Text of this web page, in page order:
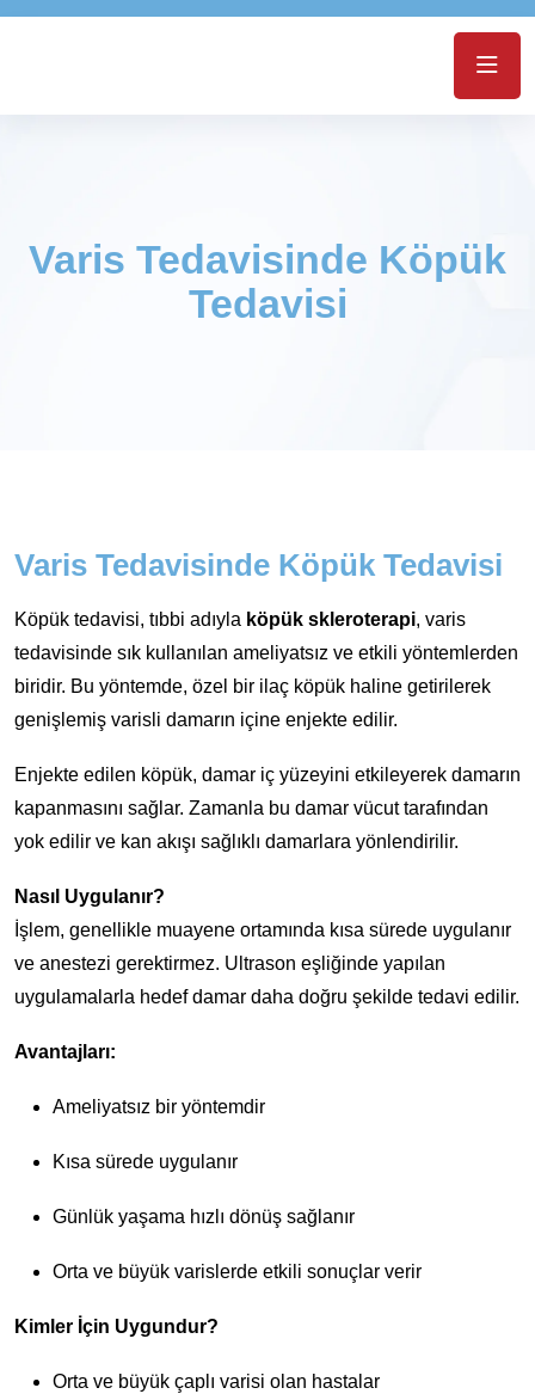
Varis Tedavisinde Köpük
Tedavisi
Varis Tedavisinde Köpük Tedavisi
Köpük tedavisi, tıbbi adıyla köpük skleroterapi, varis
tedavisinde sık kullanılan ameliyatsız ve etkili yöntemlerden
biridir. Bu yöntemde, özel bir ilaç köpük haline getirilerek
genişlemiş varisli damarın içine enjekte edilir.
Enjekte edilen köpük, damar iç yüzeyini etkileyerek damarın
kapanmasını sağlar. Zamanla bu damar vücut tarafından
yok edilir ve kan akışı sağlıklı damarlara yönlendirilir.
Nasıl Uygulanır?
İşlem, genellikle muayene ortamında kısa sürede uygulanır
ve anestezi gerektirmez. Ultrason eşliğinde yapılan
uygulamalarla hedef damar daha doğru şekilde tedavi edilir.
Avantajları:
Ameliyatsız bir yöntemdir
Kısa sürede uygulanır
Günlük yaşama hızlı dönüş sağlanır
Orta ve büyük varislerde etkili sonuçlar verir
Kimler İçin Uygundur?
Orta ve büyük çaplı varisi olan hastalar